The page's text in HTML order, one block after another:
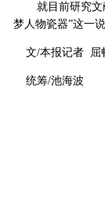
就目前研究文献
梦人物瓷器”这一
文/本报记者 屈
统筹/池海波